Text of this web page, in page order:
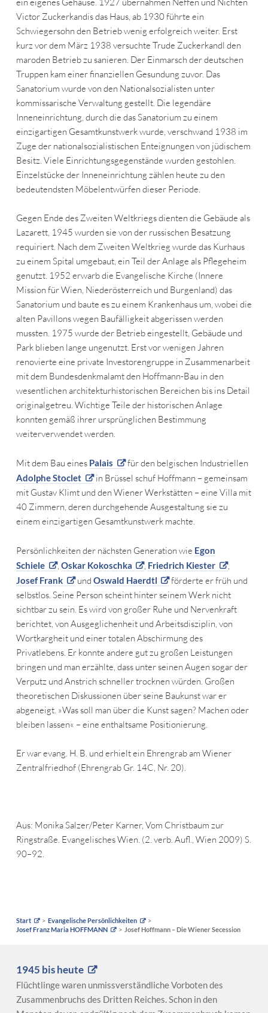
Victor Zuckerkandis das Haus, ab 1930 führte ein
Schwiegersohn den Betrieb wenig erfolgreich weiter. Erst
kurz vor dem März 1938 versuchte Trude Zuckerkandl den
maroden Betrieb zu sanieren. Der Einmarsch der deutschen
Truppen kam einer finanziellen Gesundung zuvor. Das
Sanatorium wurde von den Nationalsozialisten unter
kommissarische Verwaltung gestellt. Die legendäre
Inneneinrichtung, durch die das Sanatorium zu einem
einzigartigen Gesamtkunstwerk wurde, verschwand 1938 im
Zuge der nationalsozialistischen Enteignungen von jüdischem
Besitz. Viele Einrichtungsgegenstände wurden gestohlen.
Einzelstücke der Inneneinrichtung zählen heute zu den
bedeutendsten Möbelentwürfen dieser Periode.
Gegen Ende des Zweiten Weltkriegs dienten die Gebäude als
Lazarett, 1945 wurden sie von der russischen Besatzung
requiriert. Nach dem Zweiten Weltkrieg wurde das Kurhaus
zu einem Spital umgebaut, ein Teil der Anlage als Pflegeheim
genutzt. 1952 erwarb die Evangelische Kirche (Innere
Mission für Wien, Niederösterreich und Burgenland) das
Sanatorium und baute es zu einem Krankenhaus um, wobei die
alten Pavillons wegen Baufälligkeit abgerissen werden
mussten. 1975 wurde der Betrieb eingestellt, Gebäude und
Park blieben lange ungenutzt. Erst vor wenigen Jahren
renovierte eine private Investorengruppe in Zusammenarbeit
mit dem Bundesdenkmalamt den Hoffmann-Bau in den
wesentlichen architekturhistorischen Bereichen bis ins Detail
originalgetreu. Wichtige Teile der historischen Anlage
konnten gemäß ihrer ursprünglichen Bestimmung
weiterverwendet werden.
Mit dem Bau eines Palais für den belgischen Industriellen
Adolphe Stoclet
in Brüssel schuf Hoffmann – gemeinsam
mit Gustav Klimt und den Wiener Werkstätten – eine Villa mit
40 Zimmern, deren durchgehende Ausgestaltung sie zu
einem einzigartigen Gesamtkunstwerk machte.
Persönlichkeiten der nächsten Generation wie Egon
Schiele
, Oskar Kokoschka , Friedrich Kiester ,
Josef Frank und Oswald Haerdtl
förderte er früh und
selbstlos. Seine Person scheint hinter seinem Werk nicht
sichtbar zu sein. Es wird von großer Ruhe und Nervenkraft
berichtet, von Ausgeglichenheit und Arbeitsdisziplin, von
Wortkargheit und einer totalen Abschirmung des
Privatlebens. Er konnte andere gut zu großen Leistungen
bringen und man erzählte, dass unter seinen Augen sogar der
Verputz und Anstrich schneller trocknen würden. Großen
theoretischen Diskussionen über seine Baukunst war er
abgeneigt. »Was soll man über die Kunst sagen? Machen oder
bleiben lassen« – eine enthaltsame Positionierung.
Er war evang. H. B. und erhielt ein Ehrengrab am Wiener
Zentralfriedhof (Ehrengrab Gr. 14C, Nr. 20).
Aus: Monika Salzer/Peter Karner, Vom Christbaum zur
Ringstraße. Evangelisches Wien. (2. verb. Aufl., Wien 2009) S.
90–92.
Start
Evangelische Persönlichkeiten
Josef Franz Maria HOFFMANN
Josef Hoffmann – Die Wiener Secession
1945 bis heute
Flüchtlinge waren unmissverständliche Vorboten des
Zusammenbruchs des Dritten Reiches. Schon in den